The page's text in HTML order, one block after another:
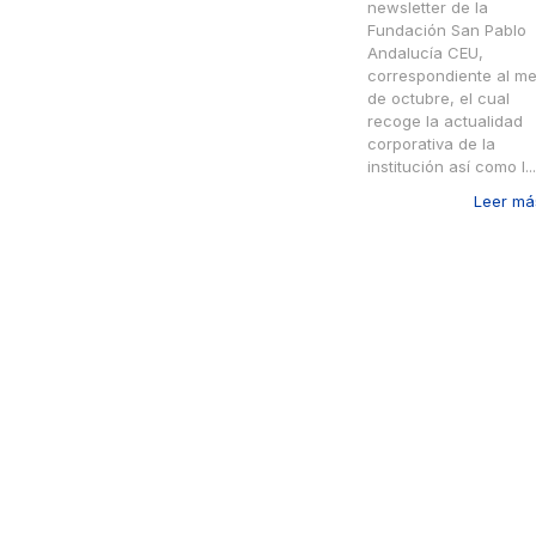
newsletter de la
Fundación San Pablo
Andalucía CEU,
correspondiente al
de octubre, el cual
recoge la actualidad
corporativa de la
institución así como l...
Leer